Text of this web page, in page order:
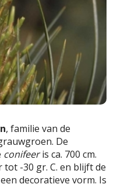
, familie van de
De
conifeeris ca. 700 cm.
-30 gr. C. en blijft de
decoratieve vorm. Is